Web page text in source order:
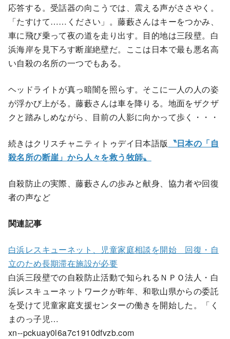
応答する。受話器の向こうでは、震える声がささやく。
「たすけて……ください」。藤藪さんはキーをつかみ、
車に飛び乗って夜の道を走り出す。目的地は三段壁。白
浜海岸を見下ろす断崖絶壁だ。ここは日本で最も悪名高
い自殺の名所の一つでもある。
ヘッドライトが真っ暗闇を照らす。そこに一人の人の姿
が浮かび上がる。藤藪さんは車を降りる。地面をザクザ
クと踏みしめながら、目前の人影に向かって歩く・・・
続きはクリスチャニティトゥデイ日本語版 〝日本の「自
殺名所の断崖」から人々を救う牧師〟
自殺防止の実際、藤藪さんの歩みと献身、協力者や回復
者の声など
関連記事
白浜レスキューネット、児童家庭相談を開始 回復・自
立のため長期滞在施設が必要
白浜三段壁での自殺防止活動で知られるＮＰＯ法人・白
浜レスキューネットワークが昨年、和歌山県からの委託
を受けて児童家庭支援センターの働きを開始した。「く
まのっ子児…
xn--pckuay0l6a7c1910dfvzb.com